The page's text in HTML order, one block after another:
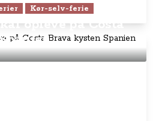
Kør-selv-ferie
opleve på Costa